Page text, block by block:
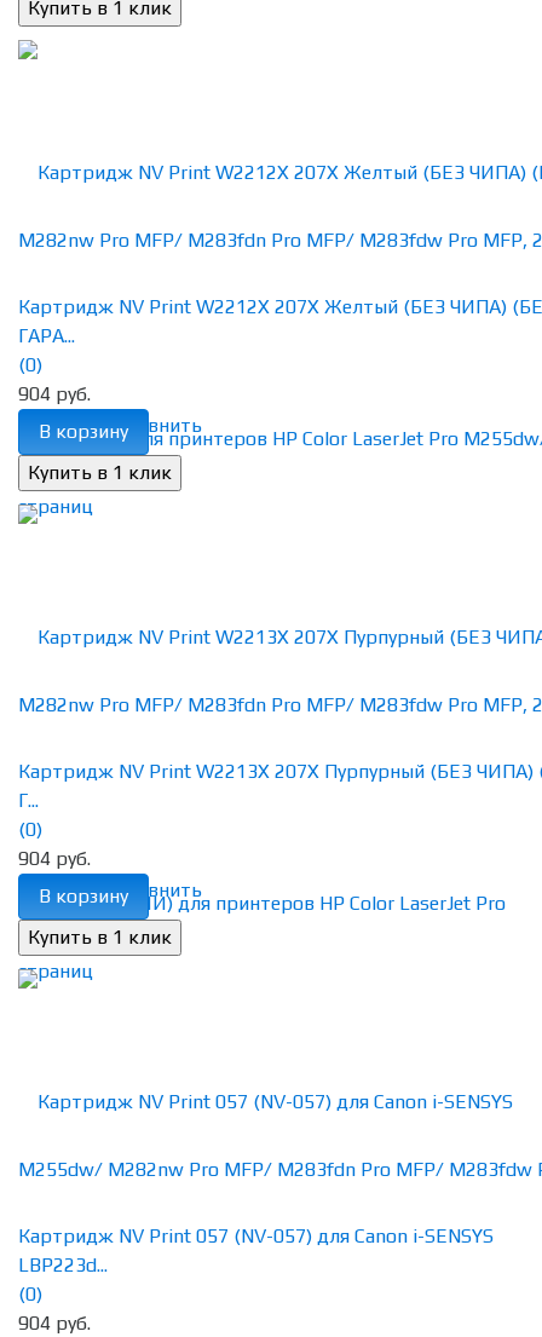
избранное сравнить
Картридж NV Print W2212X 207X Желтый (БЕЗ ЧИПА)
ГАРА...
(0)
904 руб.
В корзину
избранное сравнить
Картридж NV Print W2213X 207X Пурпурный (БЕЗ ЧИПА)
Г...
(0)
904 руб.
В корзину
Картридж NV Print 057 (NV-057) для Canon i-SENSYS
LBP223d...
(0)
904 руб.